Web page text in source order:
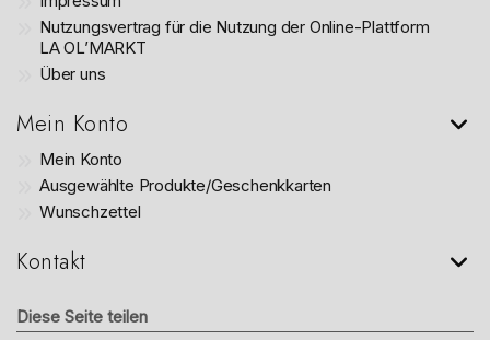
Nutzungsvertrag für die Nutzung der Online-Plattform
LA OL’MARKT
Über uns
Mein Konto
Mein Konto
Ausgewählte Produkte/Geschenkkarten
Wunschzettel
Kontakt
Diese Seite teilen